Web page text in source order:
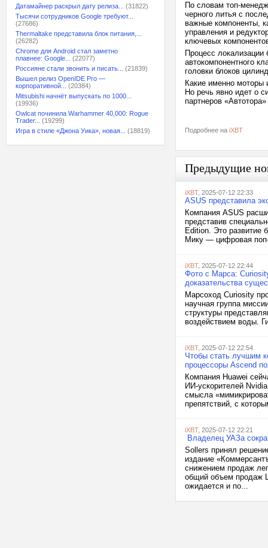
Датамайнер раскрыл дату релиза...
(31822)
Тысячи сотрудников Google требуют...
(27686)
Thermaltake представила блок питания,...
(26282)
Chrome для Android стал заметно
плавнее: Google...
(22077)
Россияне стали звонить и писать...
(21839)
Вышел релиз OpenIDE Pro —
корпоративной...
(20384)
Mitsubishi начнёт выпускать по 1000...
(19936)
Owlcat починила Warhammer 40,000: Rogue
Trader...
(19299)
Игра в стиле «Джона Уика», новая...
(18819)
По словам топ-
черного литья с
важные компоненты,
управления и
ключевых
Процесс локализации
автокомпонентного
головки блоков
Какие именно моторы
Но речь явно идет о
партнеров
Подробнее на iXBT
Предыдущие
iXBT, 2025-07-12 22:33
ASUS представила
Компания ASUS
представив
Edition. Это развитие
Мику — цифровая поп-
iXBT, 2025-07-12 22:44
Фото с Марса:
доказательства
Марсоход Curiosity
научная группа
структуры
воздействием воды.
iXBT, 2025-07-12 22:54
Чтобы стать лучшим
процессоры Ascend
Компания Huawei
ИИ-ускорителей
смысла
препятствий, с
iXBT, 2025-07-12 22:21
Владелец УАЗа
Sollers принял
издание
снижением продаж
общий объем продаж
ожидается и по...